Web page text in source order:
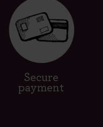
Secure
payment